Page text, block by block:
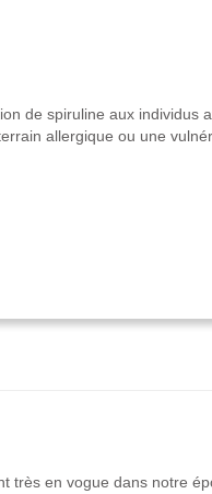
de spiruline aux individus
allergique ou une
très en vogue dans notre